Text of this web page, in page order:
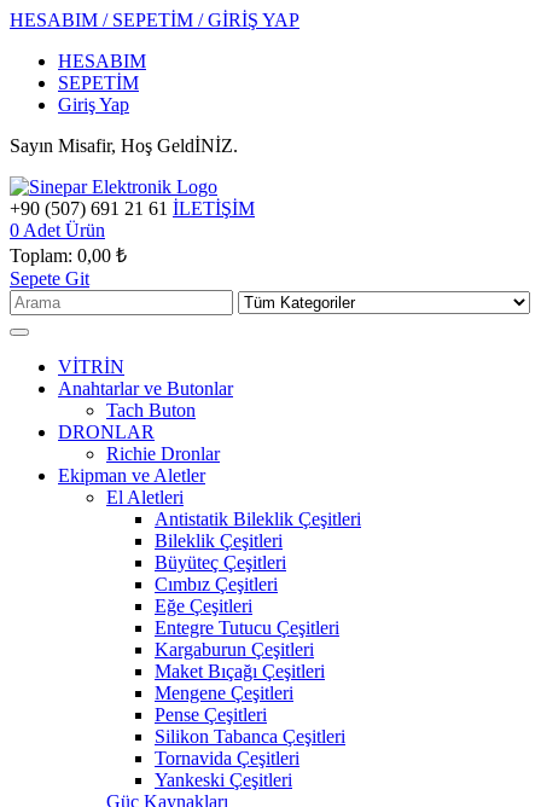
HESABIM / SEPETİM / GİRİŞ YAP
HESABIM
SEPETİM
Giriş Yap
Sayın Misafir, Hoş GeldİNİZ.
+90 (507) 691 21 61 İLETİŞİM
0 Adet Ürün
Toplam: 0,00 ₺
Sepete Git
VİTRİN
Anahtarlar ve Butonlar
Tach Buton
DRONLAR
Richie Dronlar
Ekipman ve Aletler
El Aletleri
Antistatik Bileklik Çeşitleri
Bileklik Çeşitleri
Büyüteç Çeşitleri
Cımbız Çeşitleri
Eğe Çeşitleri
Entegre Tutucu Çeşitleri
Kargaburun Çeşitleri
Maket Bıçağı Çeşitleri
Mengene Çeşitleri
Pense Çeşitleri
Silikon Tabanca Çeşitleri
Tornavida Çeşitleri
Yankeski Çeşitleri
Güç Kaynakları